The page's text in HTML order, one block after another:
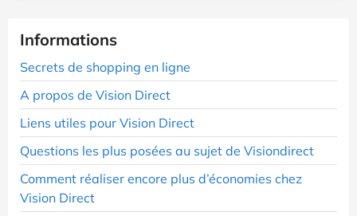
Informations
Secrets de shopping en ligne
A propos de Vision Direct
Liens utiles pour Vision Direct
Questions les plus posées au sujet de Visiondirect
Comment réaliser encore plus d’économies chez
Vision Direct